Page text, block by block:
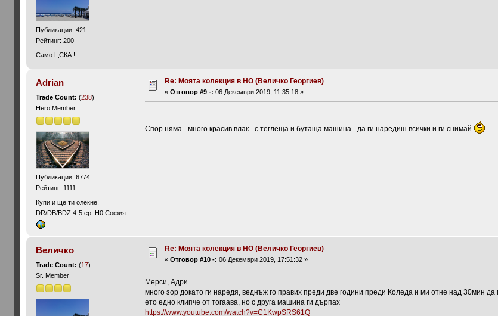
Публикации: 421
Рейтинг: 200
Само ЦСКА !
Adrian
Trade Count: (238)
Hero Member
Публикации: 6774
Рейтинг: 1111
Купи и ще ти олекне!
DR/DB/BDZ 4-5 ep. H0 София
Re: Моята колекция в НО (Величко Георгиев)
« Отговор #9 -: 06 Декември 2019, 11:35:18 »
Спор няма - много красив влак - с теглеща и бутаща машина - да ги наредиш всички и ги снимай
Величко
Trade Count: (17)
Sr. Member
Re: Моята колекция в НО (Величко Георгиев)
« Отговор #10 -: 06 Декември 2019, 17:51:32 »
Мерси, Адри
много зор докато ги наредя, веднъж го правих преди две години преди Коледа и ми отне над 30мин да
ето едно клипче от тогаава, но с друга машина ги дърпах
https://www.youtube.com/watch?v=C1KwpSRS61Q